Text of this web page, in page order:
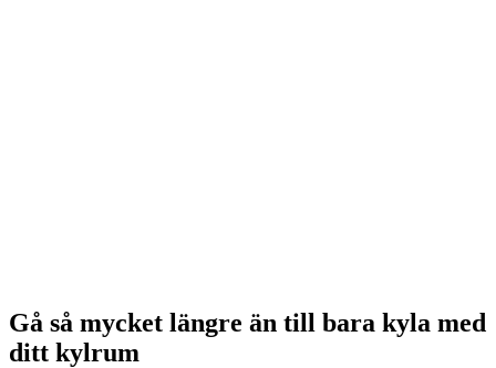
Gå så mycket längre än till bara kyla med
ditt kylrum